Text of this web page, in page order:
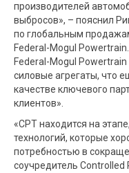
производителей
выбросов», – пояснил
по глобальным
Federal-Mogul
Federal-Mogul
силовые агрегаты, что
качестве ключевого
клиентов».
«CPT находится на
технологий, которые
потребностью в
соучредитель Controlled